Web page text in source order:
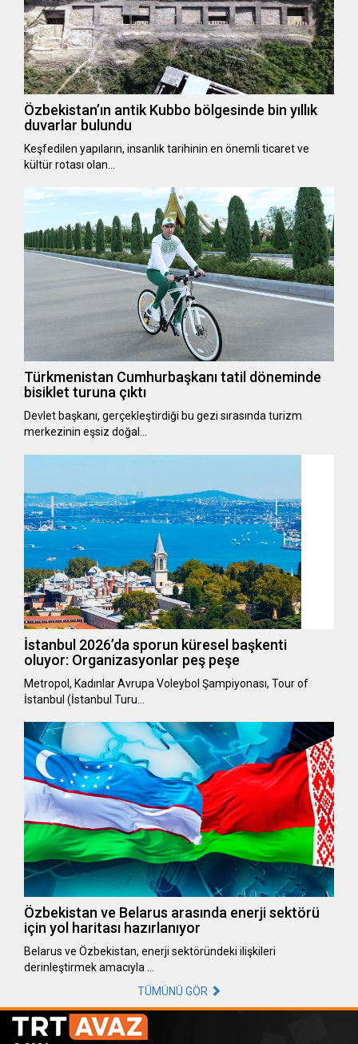
Özbekistan’ın antik Kubbo bölgesinde bin yıllık
duvarlar bulundu
Keşfedilen yapıların, insanlık tarihinin en önemli ticaret ve
kültür rotası olan…
Türkmenistan Cumhurbaşkanı tatil döneminde
bisiklet turuna çıktı
Devlet başkanı, gerçekleştirdiği bu gezi sırasında turizm
merkezinin eşsiz doğal…
İstanbul 2026’da sporun küresel başkenti
oluyor: Organizasyonlar peş peşe
Metropol, Kadınlar Avrupa Voleybol Şampiyonası, Tour of
İstanbul (İstanbul Turu…
Özbekistan ve Belarus arasında enerji sektörü
için yol haritası hazırlanıyor
Belarus ve Özbekistan, enerji sektöründeki ilişkileri
derinleştirmek amacıyla …
TÜMÜNÜ GÖR